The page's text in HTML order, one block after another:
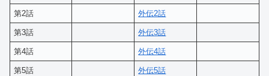
第2話 外伝2話
第3話 外伝3話
第4話 外伝4話
第5話 外伝5話